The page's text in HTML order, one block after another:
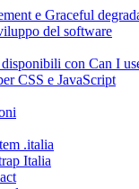
e Graceful
del software
con Can I
CSS e JavaScript
.italia
Italia